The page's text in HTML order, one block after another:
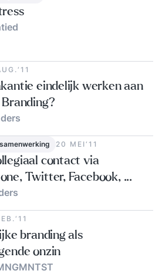
eindelijk werken aan
Branding?
20 MEI‘11
contact via
Twitter, Facebook, ...
branding als
onzin